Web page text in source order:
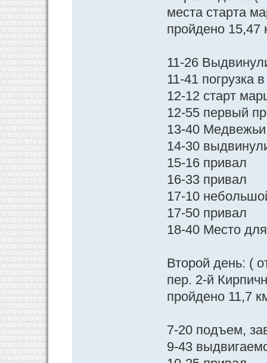
места старта
пройдено 15,47
11-26
11-41 погрузка
12-12 старт
12-55 первый
13-40 Медвежьи
14-30
15-16 привал
16-33 привал
17-10
17-50 привал
18-40 Место
Второй день: (
пер. 2-й
пройдено 11,7
7-20 подъем,
9-43